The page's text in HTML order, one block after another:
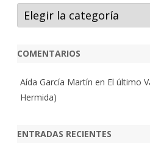
Categorías
COMENTARIOS
Aída García Martín en El último
Hermida)
ENTRADAS RECIENTES